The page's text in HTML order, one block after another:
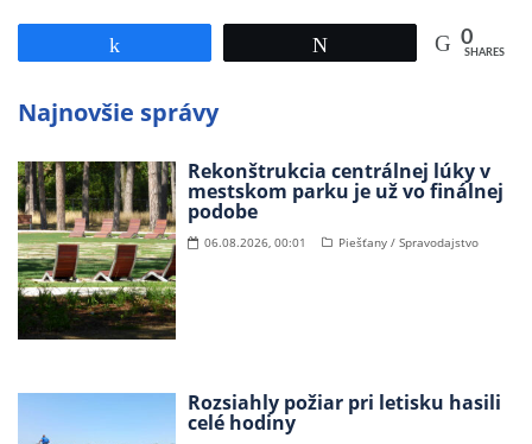
0
SHARES
Najnovšie správy
Rekonštrukcia centrálnej lúky v
mestskom parku je už vo finálnej
podobe
06.08.2026, 00:01 Piešťany / Spravodajstvo
Rozsiahly požiar pri letisku hasili
celé hodiny